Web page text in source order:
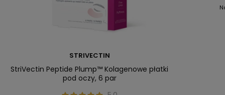
STRIVECTIN
StriVectin Peptide Plump™ Kolagenowe płatki
pod oczy, 6 par